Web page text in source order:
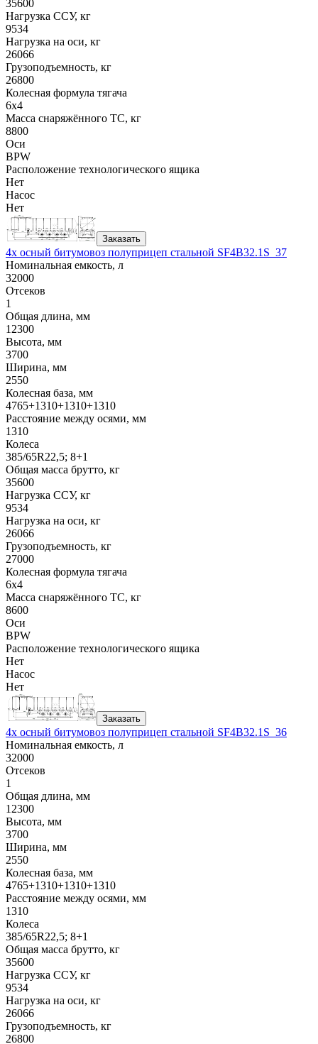
35600
Нагрузка ССУ, кг
9534
Нагрузка на оси, кг
26066
Грузоподъемность, кг
26800
Колесная формула тягача
6x4
Масса снаряжённого ТС, кг
8800
Оси
BPW
Расположение технологического ящика
Нет
Насос
Нет
Заказать
4х осный битумовоз полуприцеп стальной SF4B32.1S_37
Номинальная емкость, л
32000
Отсеков
1
Общая длина, мм
12300
Высота, мм
3700
Ширина, мм
2550
Колесная база, мм
4765+1310+1310+1310
Расстояние между осями, мм
1310
Колеса
385/65R22,5; 8+1
Общая масса брутто, кг
35600
Нагрузка ССУ, кг
9534
Нагрузка на оси, кг
26066
Грузоподъемность, кг
27000
Колесная формула тягача
6x4
Масса снаряжённого ТС, кг
8600
Оси
BPW
Расположение технологического ящика
Нет
Насос
Нет
Заказать
4х осный битумовоз полуприцеп стальной SF4B32.1S_36
Номинальная емкость, л
32000
Отсеков
1
Общая длина, мм
12300
Высота, мм
3700
Ширина, мм
2550
Колесная база, мм
4765+1310+1310+1310
Расстояние между осями, мм
1310
Колеса
385/65R22,5; 8+1
Общая масса брутто, кг
35600
Нагрузка ССУ, кг
9534
Нагрузка на оси, кг
26066
Грузоподъемность, кг
26800